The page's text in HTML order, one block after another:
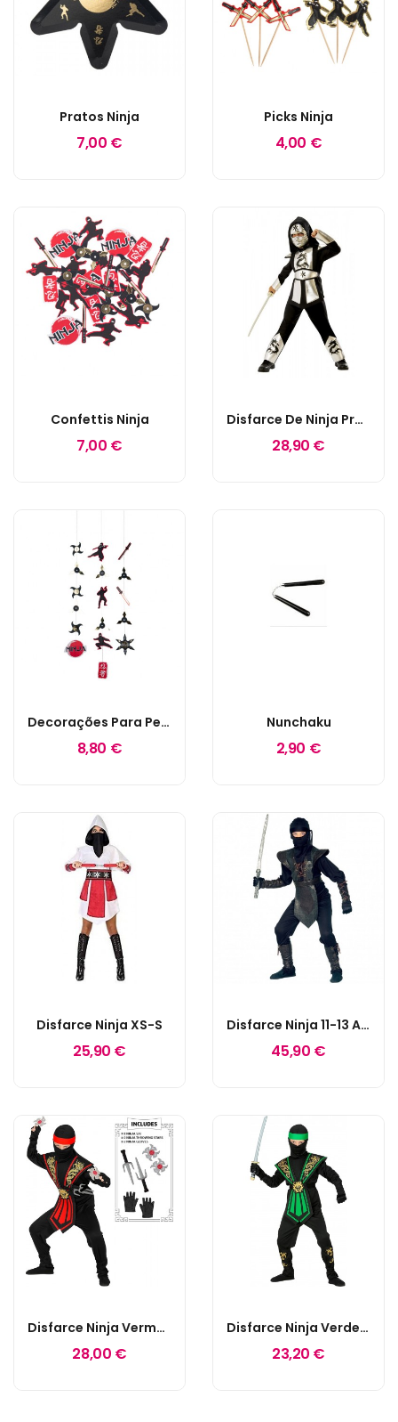
Pratos Ninja
7,00 €
Picks Ninja
4,00 €
Confettis Ninja
7,00 €
Disfarce De Ninja Prata 3-4 Anos
28,90 €
Decorações Para Pendurar Ninja
8,80 €
Nunchaku
2,90 €
Disfarce Ninja XS-S
25,90 €
Disfarce Ninja 11-13 Anos
45,90 €
Disfarce Ninja Vermelho C/ Armas 5-7 Anos
28,00 €
Disfarce Ninja Verde 8-10 Anos
23,20 €